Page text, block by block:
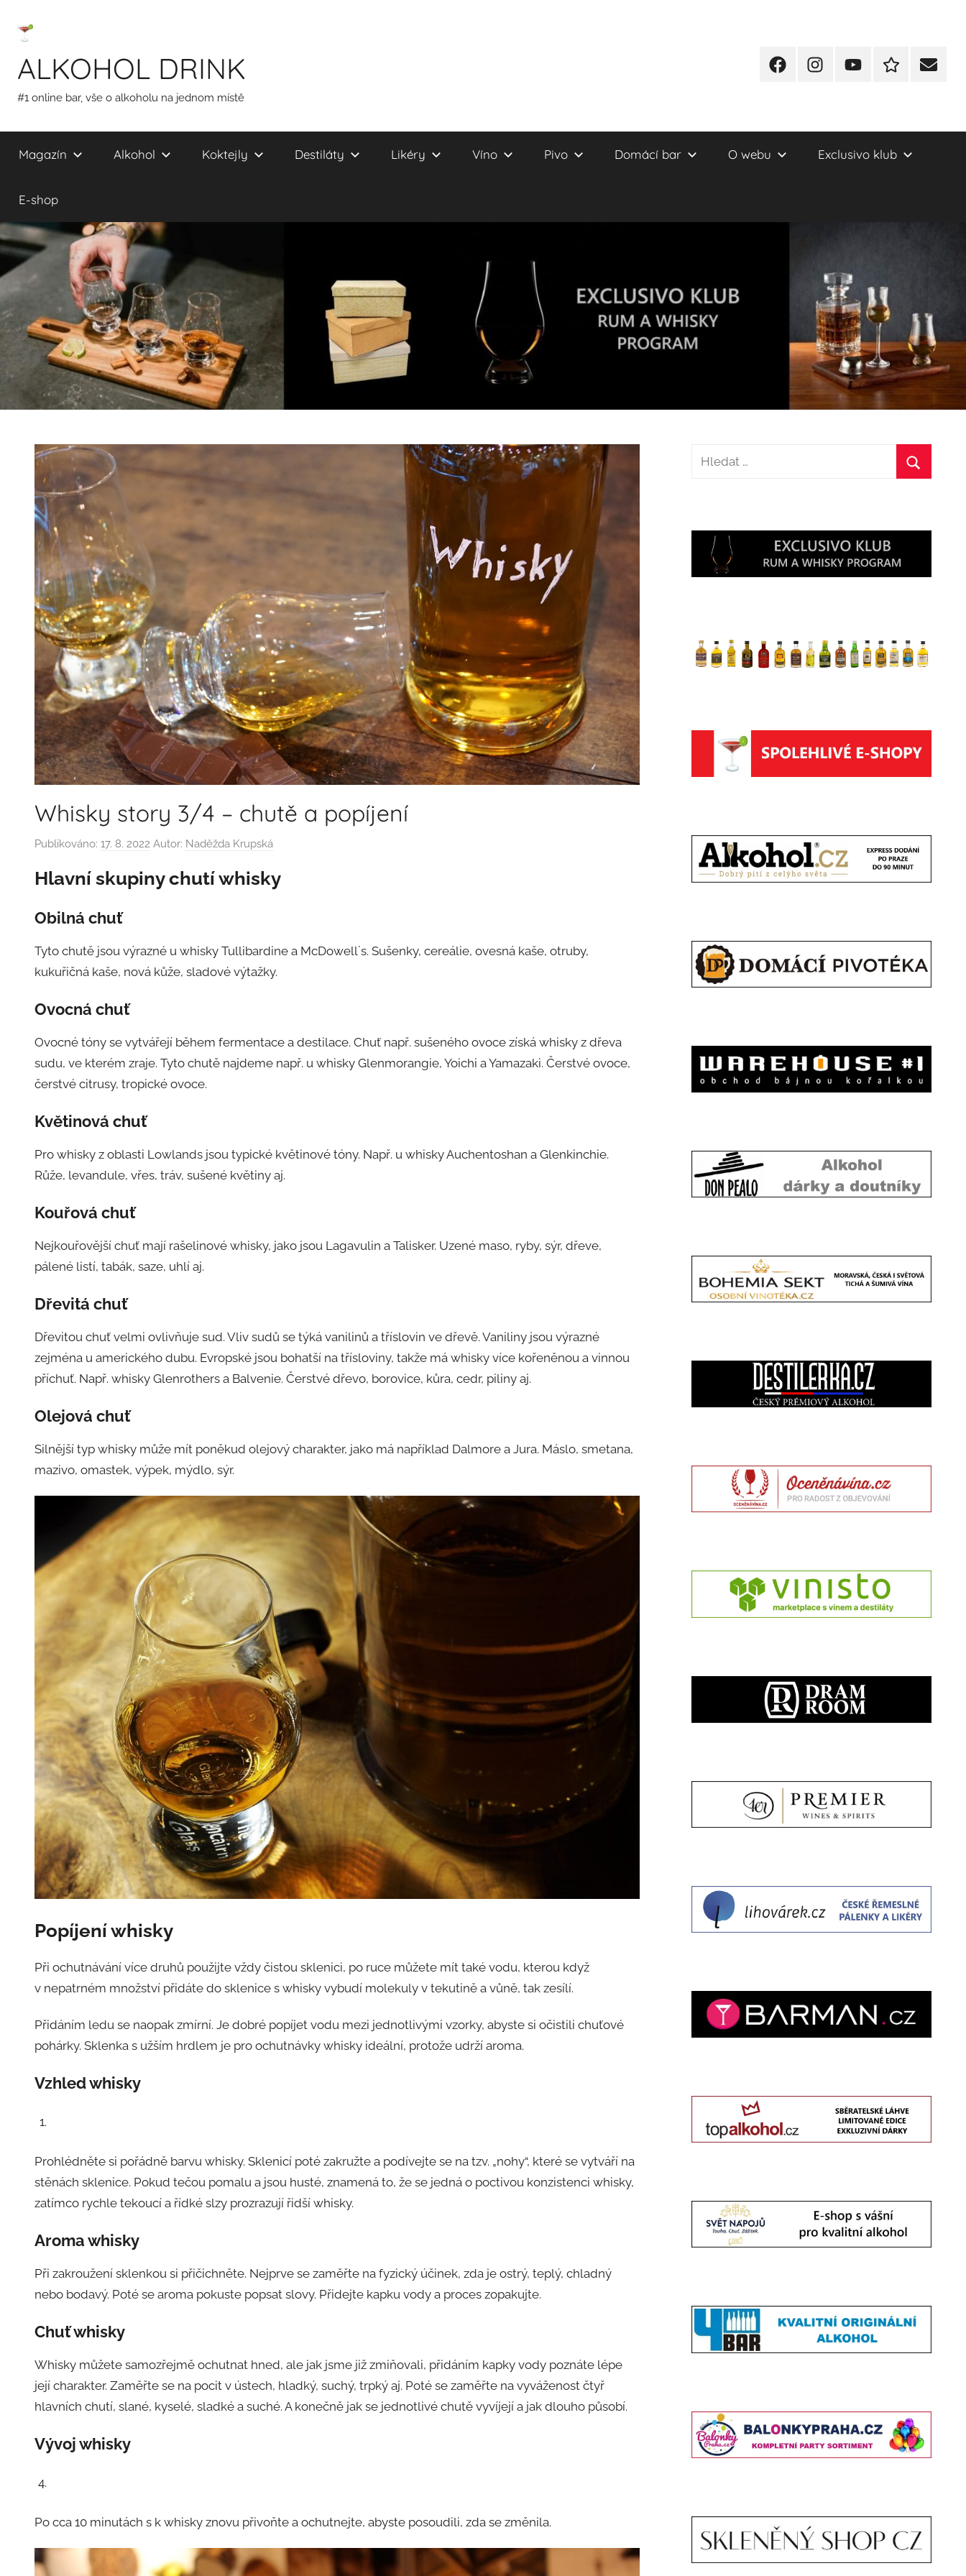
ALKOHOL DRINK
#1 online bar, vše o alkoholu na jednom místě
FacebookInstagram
YT
Redakční
E-
Magazín Alkohol Koktejly Destiláty Likéry Víno Pivo Domácí bar O webu Exclusivo klub
E-shop
Whisky story 3/4 – chutě a popíjení
Publikováno: 17. 8. 2022 Autor: Naděžda Krupská
Hlavní skupiny chutí whisky
Obilná chuť
Tyto chutě jsou výrazné u whisky Tullibardine a McDowell´s. Sušenky, cereálie, ovesná kaše, otruby,
kukuřičná kaše, nová kůže, sladové výtažky.
Ovocná chuť
Ovocné tóny se vytvářejí během fermentace a destilace. Chuť např. sušeného ovoce získá whisky z dřeva
sudu, ve kterém zraje. Tyto chutě najdeme např. u whisky Glenmorangie, Yoichi a Yamazaki. Čerstvé ovoce,
čerstvé citrusy, tropické ovoce.
Květinová chuť
Pro whisky z oblasti Lowlands jsou typické květinové tóny. Např. u whisky Auchentoshan a Glenkinchie.
Růže, levandule, vřes, tráv, sušené květiny aj.
Kouřová chuť
Nejkouřovější chuť mají rašelinové whisky, jako jsou Lagavulin a Talisker. Uzené maso, ryby, sýr, dřeve,
pálené listí, tabák, saze, uhlí aj.
Dřevitá chuť
Dřevitou chuť velmi ovlivňuje sud. Vliv sudů se týká vanilinů a tříslovin ve dřevě. Vaniliny jsou výrazné
zejména u amerického dubu. Evropské jsou bohatší na třísloviny, takže má whisky více kořeněnou a vinnou
příchuť. Např. whisky Glenrothers a Balvenie. Čerstvé dřevo, borovice, kůra, cedr, piliny aj.
Olejová chuť
Silnější typ whisky může mít poněkud olejový charakter, jako má například Dalmore a Jura. Máslo, smetana,
mazivo, omastek, výpek, mýdlo, sýr.
Popíjení whisky
Při ochutnávání více druhů použijte vždy čistou sklenici, po ruce můžete mít také vodu, kterou když
v nepatrném množství přidáte do sklenice s whisky vybudí molekuly v tekutině a vůně, tak zesílí.
Přidáním ledu se naopak zmírní. Je dobré popíjet vodu mezi jednotlivými vzorky, abyste si očistili chuťové
pohárky. Sklenka s užším hrdlem je pro ochutnávky whisky ideální, protože udrží aroma.
Vzhledwhisky
Prohlédněte si pořádně barvu whisky. Sklenicí poté zakružte a podívejte se na tzv. „nohy“, které se vytváří na
stěnách sklenice. Pokud tečou pomalu a jsou husté, znamená to, že se jedná o poctivou konzistenci whisky,
zatímco rychle tekoucí a řídké slzy prozrazují řidší whisky.
Aroma whisky
Při zakroužení sklenkou si přičichněte. Nejprve se zaměřte na fyzický účinek, zda je ostrý, teplý, chladný
nebo bodavý. Poté se aroma pokuste popsat slovy. Přidejte kapku vody a proces zopakujte.
Chuť whisky
Whisky můžete samozřejmě ochutnat hned, ale jak jsme již zmiňovali, přidáním kapky vody poznáte lépe
její charakter. Zaměřte se na pocit v ústech, hladký, suchý, trpký aj. Poté se zaměřte na vyváženost čtyř
hlavních chutí, slané, kyselé, sladké a suché. A konečně jak se jednotlivé chutě vyvíjejí a jak dlouho působí.
Vývoj whisky
Po cca 10 minutách s k whisky znovu přivoňte a ochutnejte, abyste posoudili, zda se změnila.
Hledat: